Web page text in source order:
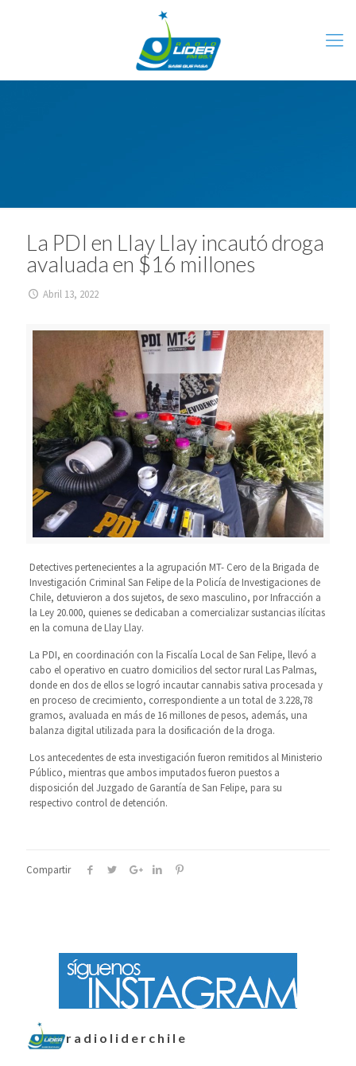
La PDI en Llay Llay incautó droga
avaluada en $16 millones
Abril 13, 2022
Detectives pertenecientes a la agrupación MT- Cero de la Brigada de
Investigación Criminal San Felipe de la Policía de Investigaciones de
Chile, detuvieron a dos sujetos, de sexo masculino, por Infracción a
la Ley 20.000, quienes se dedicaban a comercializar sustancias ilícitas
en la comuna de Llay Llay.
La PDI, en coordinación con la Fiscalía Local de San Felipe, llevó a
cabo el operativo en cuatro domicilios del sector rural Las Palmas,
donde en dos de ellos se logró incautar cannabis sativa procesada y
en proceso de crecimiento, correspondiente a un total de 3.228,78
gramos, avaluada en más de 16 millones de pesos, además, una
balanza digital utilizada para la dosificación de la droga.
Los antecedentes de esta investigación fueron remitidos al Ministerio
Público, mientras que ambos imputados fueron puestos a
disposición del Juzgado de Garantía de San Felipe, para su
respectivo control de detención.
Compartir
radioliderchile